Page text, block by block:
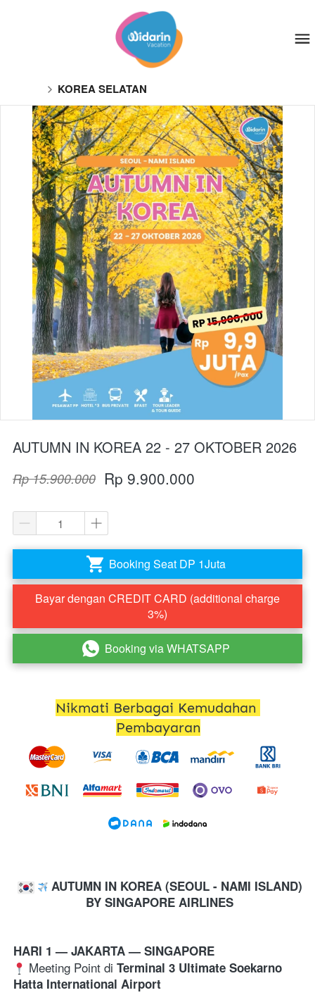
KOREA SELATAN
AUTUMN IN KOREA 22 - 27 OKTOBER 2026
Rp 15.900.000 Rp 9.900.000
` Booking Seat DP 1Juta
Bayar dengan CREDIT CARD (additional charge
3%)
` Booking via WHATSAPP
Nikmati Berbagai Kemudahan
Pembayaran
AUTUMN IN KOREA (SEOUL - NAMI ISLAND)
BY SINGAPORE AIRLINES
HARI 1 — JAKARTA — SINGAPORE
Meeting Point di Terminal 3 Ultimate Soekarno
Hatta International Airport